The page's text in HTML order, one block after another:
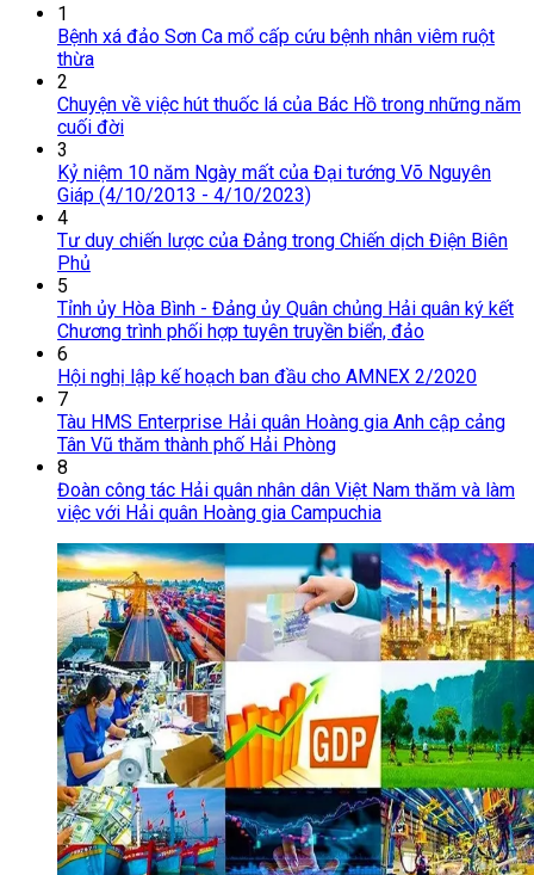
1
Bệnh xá đảo Sơn Ca mổ cấp cứu bệnh nhân viêm ruột
thừa
2
Chuyện về việc hút thuốc lá của Bác Hồ trong những năm
cuối đời
3
Kỷ niệm 10 năm Ngày mất của Đại tướng Võ Nguyên
Giáp (4/10/2013 - 4/10/2023)
4
Tư duy chiến lược của Đảng trong Chiến dịch Điện Biên
Phủ
5
Tỉnh ủy Hòa Bình - Đảng ủy Quân chủng Hải quân ký kết
Chương trình phối hợp tuyên truyền biển, đảo
6
Hội nghị lập kế hoạch ban đầu cho AMNEX 2/2020
7
Tàu HMS Enterprise Hải quân Hoàng gia Anh cập cảng
Tân Vũ thăm thành phố Hải Phòng
8
Đoàn công tác Hải quân nhân dân Việt Nam thăm và làm
việc với Hải quân Hoàng gia Campuchia